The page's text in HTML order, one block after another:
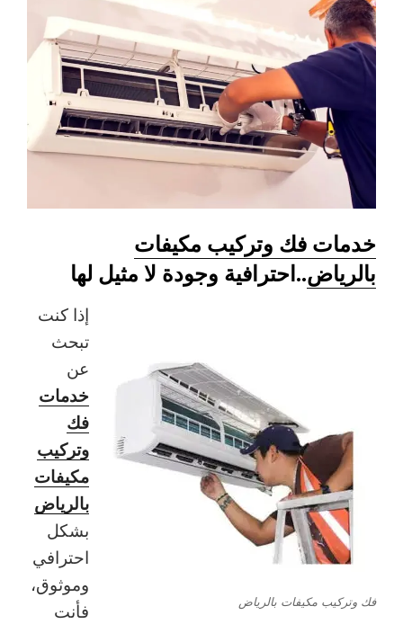
خدمات فك وتركيب مكيفات
بالرياض..احترافية وجودة لا مثيل لها
فك وتركيب مكيفات بالرياض
إذا كنت
تبحث
عن
خدمات
فك
وتركيب
مكيفات
بالرياض
بشكل
احترافي
وموثوق،
فأنت